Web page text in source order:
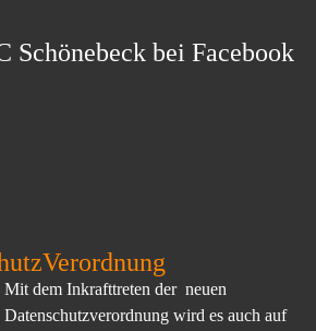
Schönebeck bei Facebook
Mit dem Inkrafttreten der neuen
Datenschutzverordnung wird es auch auf